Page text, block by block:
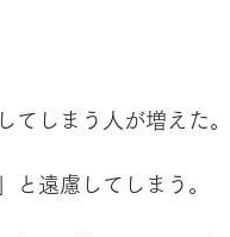
てしまう人が増えた。
と遠慮してしまう。